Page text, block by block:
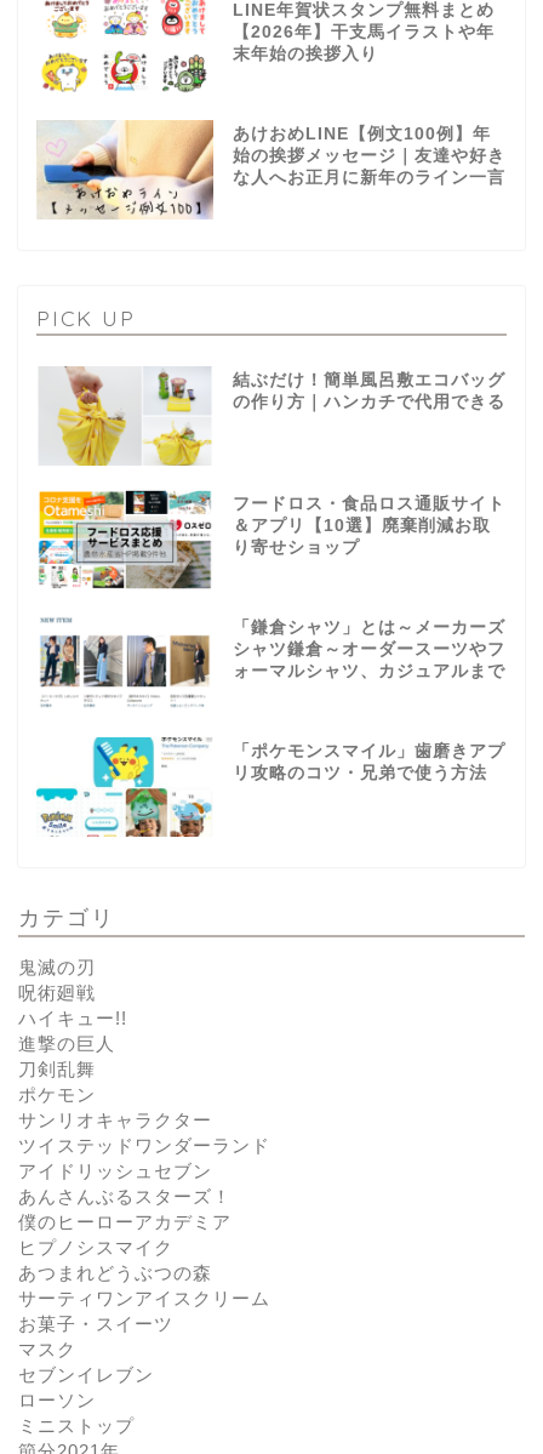
LINE年賀状スタンプ無料まとめ
【2026年】干支馬イラストや年
末年始の挨拶入り
あけおめLINE【例文100例】年
始の挨拶メッセージ｜友達や好き
な人へお正月に新年のライン一言
PICK UP
結ぶだけ！簡単風呂敷エコバッグ
の作り方｜ハンカチで代用できる
フードロス・食品ロス通販サイト
＆アプリ【10選】廃棄削減お取
り寄せショップ
「鎌倉シャツ」とは～メーカーズ
シャツ鎌倉～オーダースーツやフ
ォーマルシャツ、カジュアルまで
「ポケモンスマイル」歯磨きアプ
リ攻略のコツ・兄弟で使う方法
カテゴリ
鬼滅の刃
呪術廻戦
ハイキュー!!
進撃の巨人
刀剣乱舞
ポケモン
サンリオキャラクター
ツイステッドワンダーランド
アイドリッシュセブン
あんさんぶるスターズ！
僕のヒーローアカデミア
ヒプノシスマイク
あつまれどうぶつの森
サーティワンアイスクリーム
お菓子・スイーツ
マスク
セブンイレブン
ローソン
ミニストップ